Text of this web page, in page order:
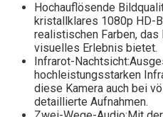
Hochauflösende
kristallklares 1080p HD-
realistischen Farben, das
visuelles Erlebnis bietet.
Infrarot-
hochleistungsstarken
diese Kamera auch bei
detaillierte Aufnahmen.